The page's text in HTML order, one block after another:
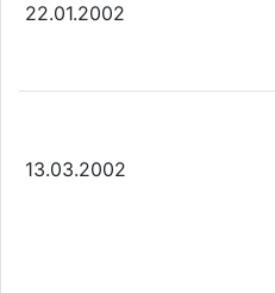
22.01.2002
13.03.2002